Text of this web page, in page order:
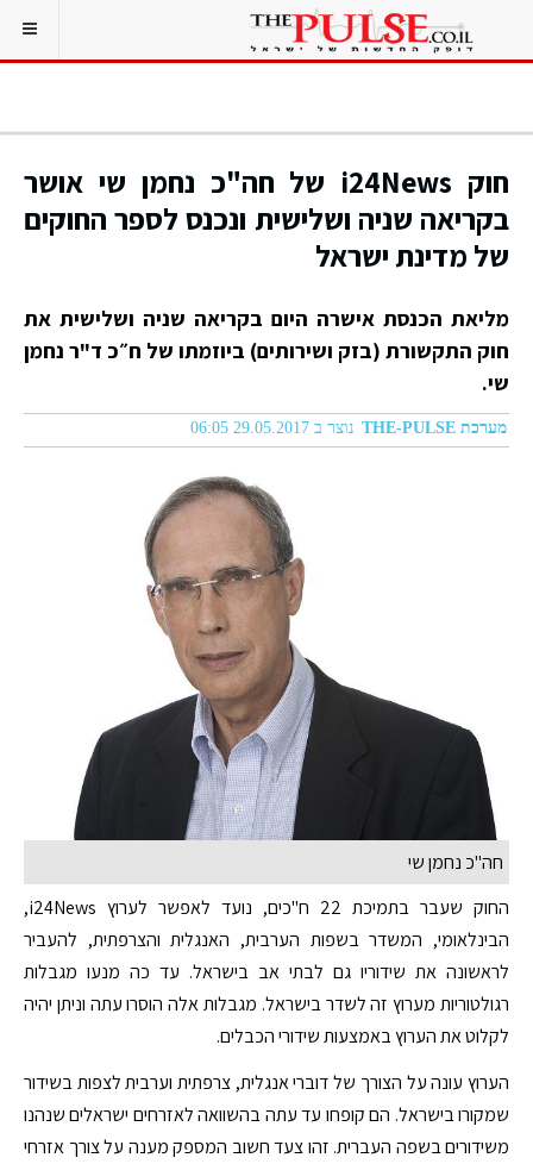
חוק i24News של חה"כ נחמן שי אושר
בקריאה שניה ושלישית ונכנס לספר החוקים
של מדינת ישראל
מליאת הכנסת אישרה היום בקריאה שניה ושלישית את
חוק התקשורת (בזק ושירותים) ביוזמתו של ח״כ ד"ר נחמן
שי.
מערכת THE-PULSE נוצר ב 29.05.2017 06:05
חה"כ נחמן שי
החוק שעבר בתמיכת 22 ח"כים, נועד לאפשר לערוץ i24News,
הבינלאומי, המשדר בשפות הערבית, האנגלית והצרפתית, להעביר
לראשונה את שידוריו גם לבתי אב בישראל. עד כה מנעו מגבלות
רגולטוריות מערוץ זה לשדר בישראל. מגבלות אלה הוסרו עתה וניתן יהיה
לקלוט את הערוץ באמצעות שידורי הכבלים.
הערוץ עונה על הצורך של דוברי אנגלית, צרפתית וערבית לצפות בשידור
שמקורו בישראל. הם קופחו עד עתה בהשוואה לאזרחים ישראלים שנהנו
משידורים בשפה העברית. זהו צעד חשוב המספק מענה על צורך אזרחי